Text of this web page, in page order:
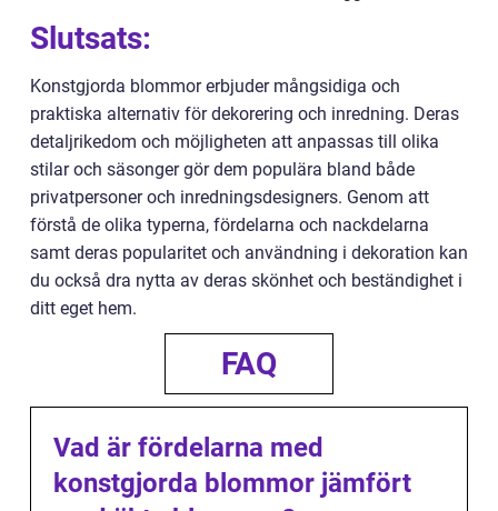
Slutsats:
Konstgjorda blommor erbjuder mångsidiga och
praktiska alternativ för dekorering och inredning. Deras
detaljrikedom och möjligheten att anpassas till olika
stilar och säsonger gör dem populära bland både
privatpersoner och inredningsdesigners. Genom att
förstå de olika typerna, fördelarna och nackdelarna
samt deras popularitet och användning i dekoration kan
du också dra nytta av deras skönhet och beständighet i
ditt eget hem.
FAQ
Vad är fördelarna med
konstgjorda blommor jämfört